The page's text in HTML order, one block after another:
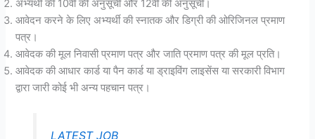
अभ्यर्थी की 10वीं की अनुसूची और 12वीं की अनुसूची।
आवेदन करने के लिए अभ्यर्थी की स्नातक और डिग्री की ओरिजिनल प्रमाण
पत्र।
आवेदक की मूल निवासी प्रमाण पत्र और जाति प्रमाण पत्र की मूल प्रति।
आवेदक की आधार कार्ड या पैन कार्ड या ड्राइविंग लाइसेंस या सरकारी विभाग
द्वारा जारी कोई भी अन्य पहचान पत्र।
LATEST JOB